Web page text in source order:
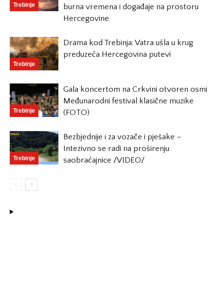
Trebinje
burna vremena i događaje na prostoru
Hercegovine
Trebinje
Drama kod Trebinja: Vatra ušla u krug
preduzeća Hercegovina putevi
Trebinje
Gala koncertom na Crkvini otvoren osmi
Međunarodni festival klasične muzike
(FOTO)
Trebinje
Bezbjednije i za vozače i pješake –
Intezivno se radi na proširenju
saobraćajnice /VIDEO/